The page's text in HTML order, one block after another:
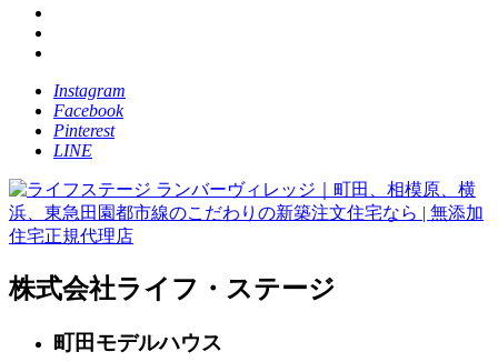
Instagram
Facebook
Pinterest
LINE
株式会社ライフ・ステージ
町田モデルハウス